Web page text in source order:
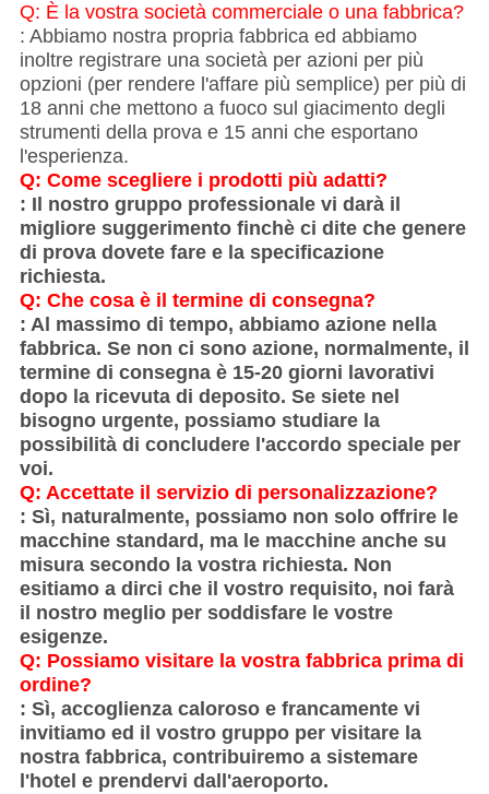
Q: È la vostra società commerciale o una fabbrica?
: Abbiamo nostra propria fabbrica ed abbiamo
inoltre registrare una società per azioni per più
opzioni (per rendere l'affare più semplice) per più di
18 anni che mettono a fuoco sul giacimento degli
strumenti della prova e 15 anni che esportano
l'esperienza.
Q: Come scegliere i prodotti più adatti?
: Il nostro gruppo professionale vi darà il
migliore suggerimento finchè ci dite che genere
di prova dovete fare e la specificazione
richiesta.
Q: Che cosa è il termine di consegna?
: Al massimo di tempo, abbiamo azione nella
fabbrica. Se non ci sono azione, normalmente, il
termine di consegna è 15-20 giorni lavorativi
dopo la ricevuta di deposito. Se siete nel
bisogno urgente, possiamo studiare la
possibilità di concludere l'accordo speciale per
voi.
Q: Accettate il servizio di personalizzazione?
: Sì, naturalmente, possiamo non solo offrire le
macchine standard, ma le macchine anche su
misura secondo la vostra richiesta. Non
esitiamo a dirci che il vostro requisito, noi farà
il nostro meglio per soddisfare le vostre
esigenze.
Q: Possiamo visitare la vostra fabbrica prima di
ordine?
: Sì, accoglienza caloroso e francamente vi
invitiamo ed il vostro gruppo per visitare la
nostra fabbrica, contribuiremo a sistemare
l'hotel e prendervi dall'aeroporto.